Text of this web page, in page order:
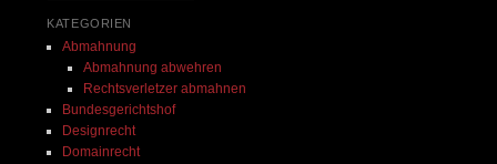
kann seine Kanzlei nur von ganzem
Herzen empfehlen.
KATEGORIEN
Abmahnung
Abmahnung abwehren
Rechtsverletzer abmahnen
Bundesgerichtshof
Designrecht
Domainrecht